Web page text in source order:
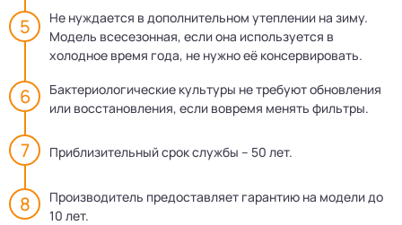
Не нуждается в дополнительном утеплении на зиму.
Модель всесезонная, если она используется в
холодное время года, не нужно её консервировать.
Бактериологические культуры не требуют обновления
или восстановления, если вовремя менять фильтры.
Приблизительный срок службы – 50 лет.
Производитель предоставляет гарантию на модели до
10 лет.